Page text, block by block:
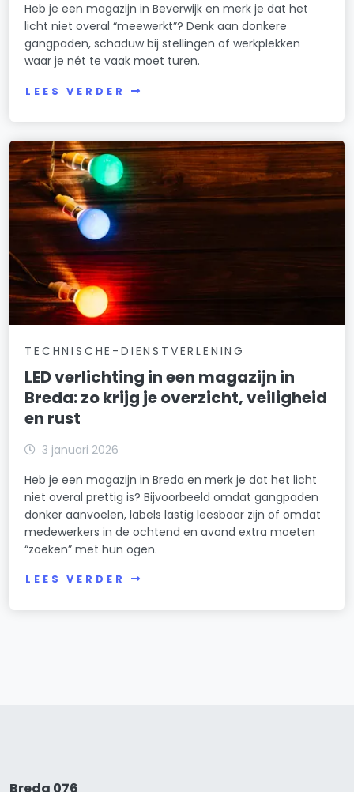
Heb je een magazijn in Beverwijk en merk je dat het
licht niet overal “meewerkt”? Denk aan donkere
gangpaden, schaduw bij stellingen of werkplekken
waar je nét te vaak moet turen.
LEES VERDER
TECHNISCHE-DIENSTVERLENING
LED verlichting in een magazijn in
Breda: zo krijg je overzicht, veiligheid
en rust
3 januari 2026
Heb je een magazijn in Breda en merk je dat het licht
niet overal prettig is? Bijvoorbeeld omdat gangpaden
donker aanvoelen, labels lastig leesbaar zijn of omdat
medewerkers in de ochtend en avond extra moeten
“zoeken” met hun ogen.
LEES VERDER
Breda 076